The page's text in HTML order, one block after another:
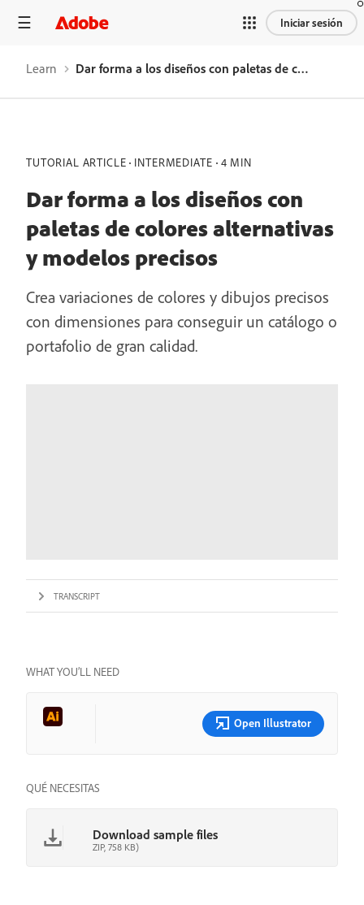
Iniciar sesión
Learn Dar forma a los diseños con paletas de colores alternativas y modelos precisos
TUTORIAL ARTICLE INTERMEDIATE 4 MIN
Dar forma a los diseños con
paletas de colores alternativas
y modelos precisos
Crea variaciones de colores y dibujos precisos
con dimensiones para conseguir un catálogo o
portafolio de gran calidad.
TRANSCRIPT
WHAT YOU’LL NEED
Open Illustrator
QUÉ NECESITAS
Download sample files
ZIP, 758 KB)